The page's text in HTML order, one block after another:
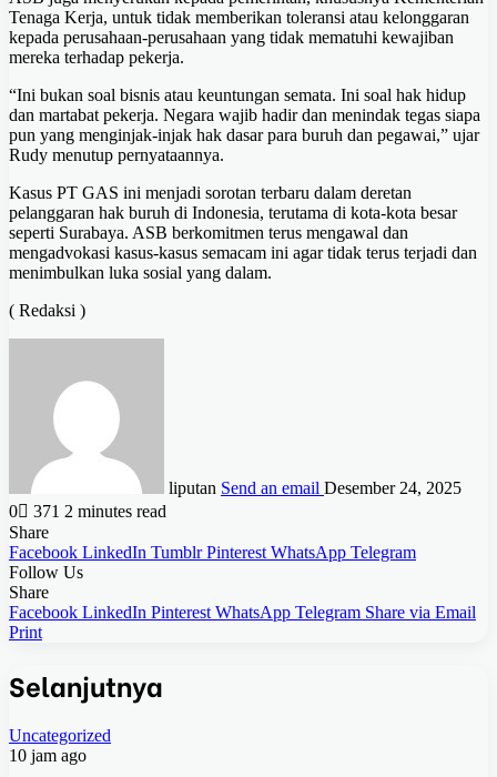
Tenaga Kerja, untuk tidak memberikan toleransi atau kelonggaran
kepada perusahaan-perusahaan yang tidak mematuhi kewajiban
mereka terhadap pekerja.
“Ini bukan soal bisnis atau keuntungan semata. Ini soal hak hidup
dan martabat pekerja. Negara wajib hadir dan menindak tegas siapa
pun yang menginjak-injak hak dasar para buruh dan pegawai,” ujar
Rudy menutup pernyataannya.
Kasus PT GAS ini menjadi sorotan terbaru dalam deretan
pelanggaran hak buruh di Indonesia, terutama di kota-kota besar
seperti Surabaya. ASB berkomitmen terus mengawal dan
mengadvokasi kasus-kasus semacam ini agar tidak terus terjadi dan
menimbulkan luka sosial yang dalam.
( Redaksi )
liputan Send an email Desember 24, 2025
0
371 2 minutes read
Share
Facebook LinkedIn Tumblr Pinterest WhatsApp Telegram
Follow Us
Share
Facebook LinkedIn Pinterest WhatsApp Telegram Share via Email
Print
Selanjutnya
Uncategorized
10 jam ago